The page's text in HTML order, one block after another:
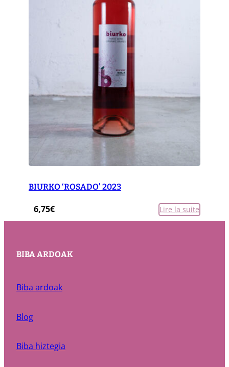
BIURKO ‘ROSADO’ 2023
6,75€ Lire la suite
BIBA ARDOAK
Biba ardoak
Blog
Biba hiztegia